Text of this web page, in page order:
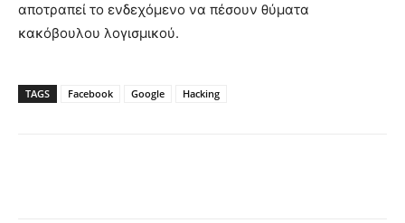
αποτραπεί το ενδεχόμενο να πέσουν θύματα
κακόβουλου λογισμικού.
TAGS Facebook Google Hacking